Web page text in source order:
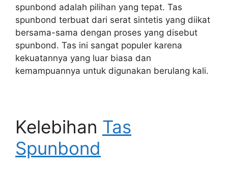
spunbond adalah pilihan yang tepat. Tas
spunbond terbuat dari serat sintetis yang diikat
bersama-sama dengan proses yang disebut
spunbond. Tas ini sangat populer karena
kekuatannya yang luar biasa dan
kemampuannya untuk digunakan berulang kali.
Kelebihan Tas
Spunbond